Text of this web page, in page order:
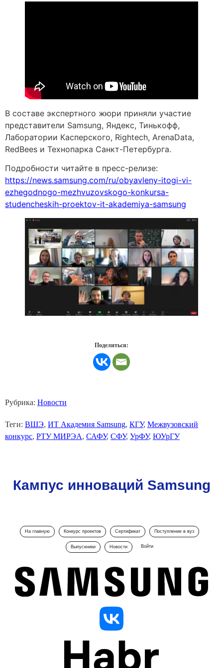
В составе экспертного жюри приняли участие
представители Samsung, Яндекс, Тинькофф,
Лаборатории Касперского, Rightech, ArenaData,
RedBees и Технопарка Санкт-Петербурга.
Подробности читайте в пресс-релизе:
https://news.samsung.com/ru/obyavleny-itogi-vi-
ezhegodnogo-mezhvuzovskogo-konkursa-
studencheskih-proektov-it-akademiya-samsung
Поделиться:
Рубрика: Новости
Теги: ВШЭ, ИТ Академия Samsung, КГУ, Межвузовский
конкурс, РТУ МИРЭА, САФУ, СФУ, УрФУ, ЮУрГУ
Кампус инноваций Samsung
На главную Конкурс проектов Сертификат Поступление в вуз
Выпускники Новости Войти